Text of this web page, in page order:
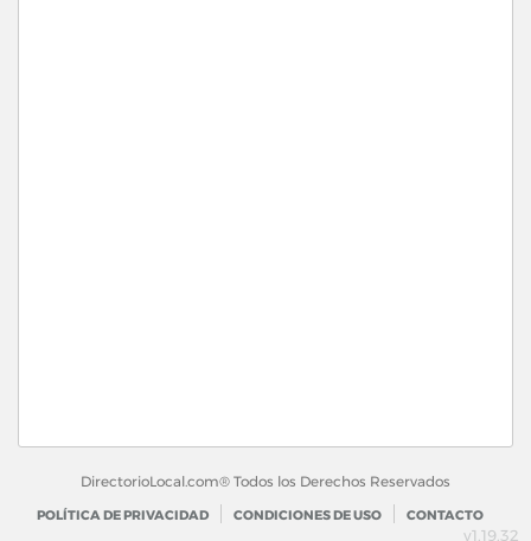
DirectorioLocal.com® Todos los Derechos Reservados
POLÍTICA DE PRIVACIDAD CONDICIONES DE USO CONTACTO
v1.19.32